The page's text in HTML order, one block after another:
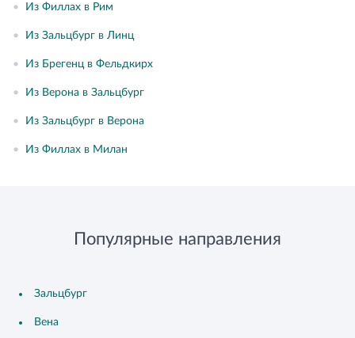
• Из Филлах в Рим
• Из Зальцбург в Линц
• Из Брегенц в Фельдкирх
• Из Верона в Зальцбург
• Из Зальцбург в Верона
• Из Филлах в Милан
Популярные направления
Зальцбург
Вена